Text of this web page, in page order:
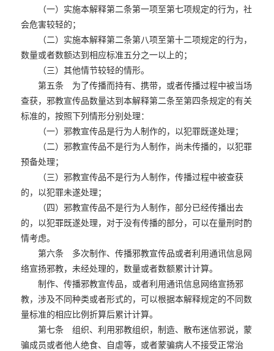
（一）实施本解释第二条第一项至第七项规定的行为，社
会危害较轻的；
（二）实施本解释第二条第八项至第十二项规定的行为，
数量或者数额达到相应标准五分之一以上的；
（三）其他情节较轻的情形。
第五条 为了传播而持有、携带，或者传播过程中被当场
查获，邪教宣传品数量达到本解释第二条至第四条规定的有关
标准的，按照下列情形分别处理：
（一）邪教宣传品是行为人制作的，以犯罪既遂处理；
（二）邪教宣传品不是行为人制作，尚未传播的，以犯罪
预备处理；
（三）邪教宣传品不是行为人制作，传播过程中被查获
的，以犯罪未遂处理；
（四）邪教宣传品不是行为人制作，部分已经传播出去
的，以犯罪既遂处理，对于没有传播的部分，可以在量刑时酌
情考虑。
第六条 多次制作、传播邪教宣传品或者利用通讯信息网
络宣扬邪教，未经处理的，数量或者数额累计计算。
制作、传播邪教宣传品，或者利用通讯信息网络宣扬邪
教，涉及不同种类或者形式的，可以根据本解释规定的不同数
量标准的相应比例折算后累计计算。
第七条 组织、利用邪教组织，制造、散布迷信邪说，蒙
骗成员或者他人绝食、自虐等，或者蒙骗病人不接受正常治